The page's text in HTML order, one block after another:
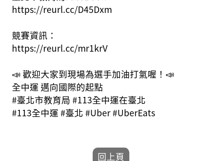
https://reurl.cc/D45Dxm
競賽資訊：
https://reurl.cc/mr1krV
📣 歡迎大家到現場為選手加油打氣喔！📣
全中運 邁向國際的起點
#臺北市教育局 #113全中運在臺北
#113全中運 #臺北 #Uber #UberEats